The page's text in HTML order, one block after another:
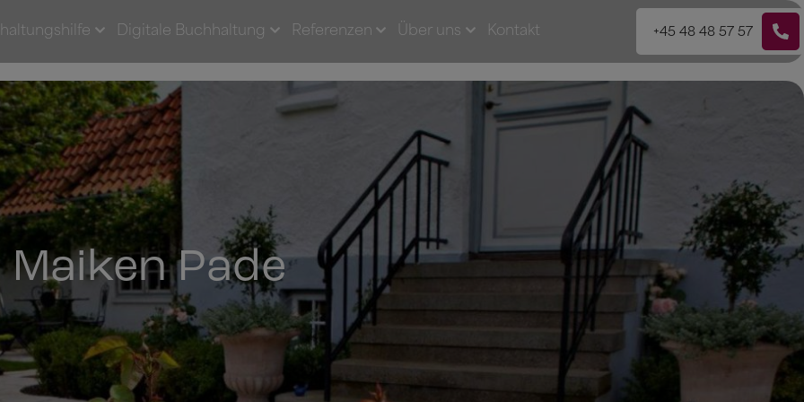
Digitale Buchhaltung Referenzen Über uns Kontakt +45 48 48 57 57
Pade